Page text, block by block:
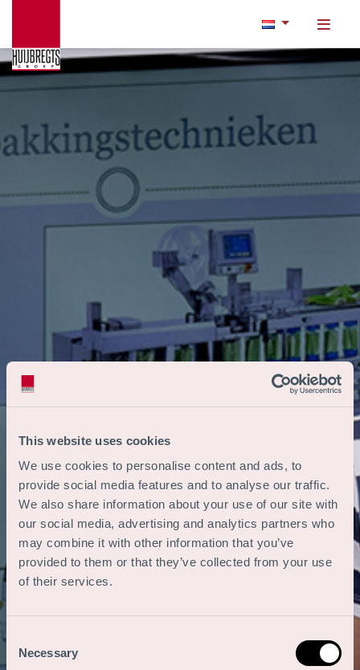
This website uses cookies
We use cookies to personalise content and ads, to
provide social media features and to analyse our traffic.
We also share information about your use of our site with
our social media, advertising and analytics partners who
may combine it with other information that you’ve
provided to them or that they’ve collected from your use
of their services.
Consent
Selection
Necessary